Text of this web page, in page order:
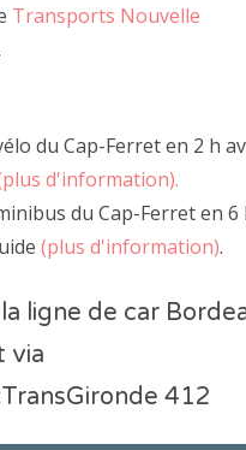
Transports Nouvelle
du Cap-Ferret en 2 h
d'information).
du Cap-Ferret en 6
(plus d'information).
ligne de car
via
412